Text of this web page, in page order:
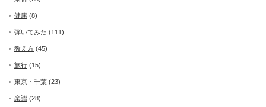
健康 (8)
弾いてみた (111)
教え方 (45)
旅行 (15)
東京・千葉 (23)
楽譜 (28)